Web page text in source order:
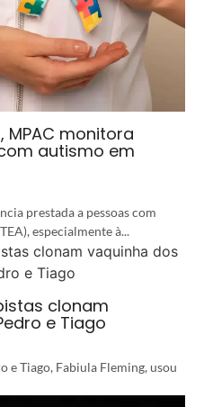
monitora
autismo em
prestada a pessoas com
especialmente à...
clonam
e Tiago
e Tiago, Fabiula Fleming, usou